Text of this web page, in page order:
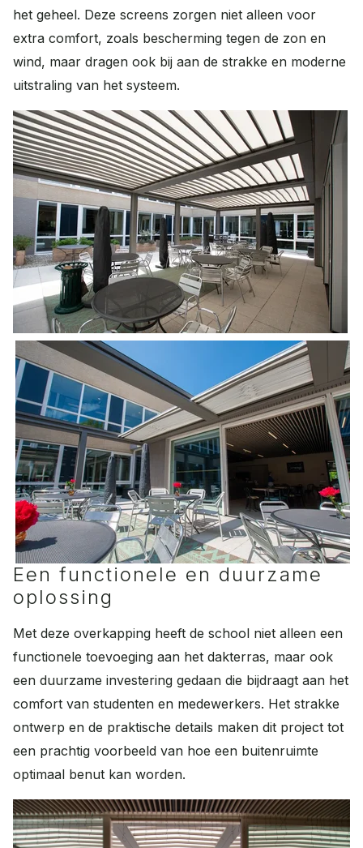
het geheel. Deze screens zorgen niet alleen voor
extra comfort, zoals bescherming tegen de zon en
wind, maar dragen ook bij aan de strakke en moderne
uitstraling van het systeem.
Een functionele en duurzame
oplossing
Met deze overkapping heeft de school niet alleen een
functionele toevoeging aan het dakterras, maar ook
een duurzame investering gedaan die bijdraagt aan het
comfort van studenten en medewerkers. Het strakke
ontwerp en de praktische details maken dit project tot
een prachtig voorbeeld van hoe een buitenruimte
optimaal benut kan worden.